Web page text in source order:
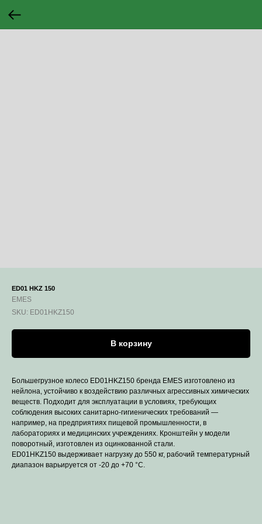
ED01 HKZ 150
EMES
SKU: ED01HKZ150
В корзину
Большегрузное колесо ED01HKZ150 бренда EMES изготовлено из
нейлона, устойчиво к воздействию различных агрессивных химических
веществ. Подходит для эксплуатации в условиях, требующих
соблюдения высоких санитарно-гигиенических требований —
например, на предприятиях пищевой промышленности, в
лабораториях и медицинских учреждениях. Кронштейн у модели
поворотный, изготовлен из оцинкованной стали.
ED01HKZ150 выдерживает нагрузку до 550 кг, рабочий температурный
диапазон варьируется от -20 до +70 °С.